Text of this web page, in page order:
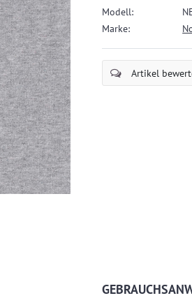
ä
u
f
i
g
Modell:
Marke:
Artikel